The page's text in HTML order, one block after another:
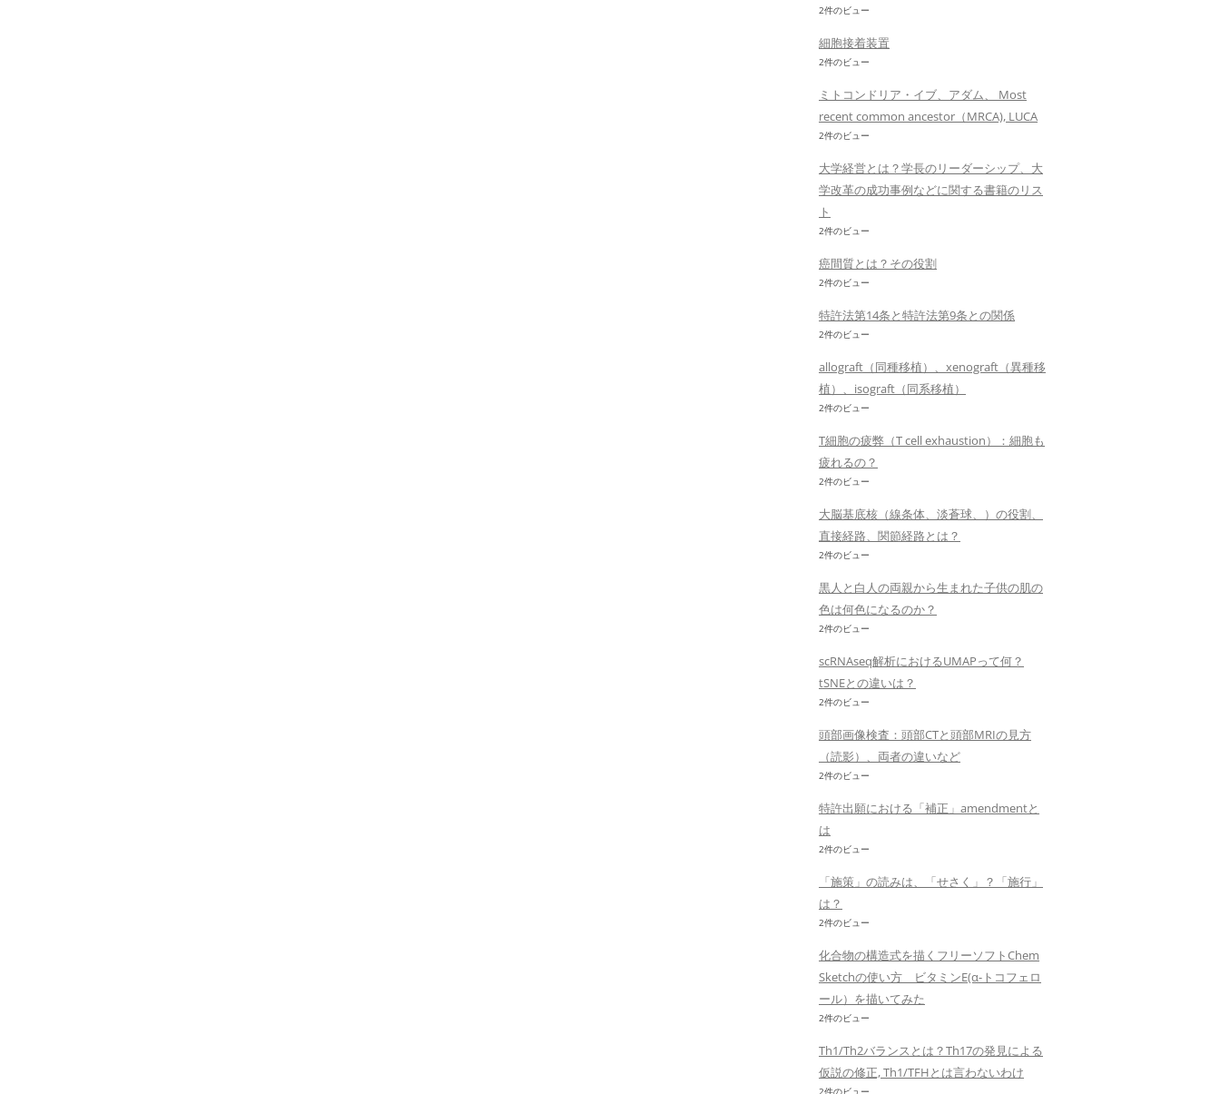
2件のビュー
細胞接着装置
2件のビュー
ミトコンドリア・イブ、アダム、 Most
recent common ancestor（MRCA), LUCA
2件のビュー
大学経営とは？学長のリーダーシップ、大
学改革の成功事例などに関する書籍のリス
ト
2件のビュー
癌間質とは？その役割
2件のビュー
特許法第14条と特許法第9条との関係
2件のビュー
allograft（同種移植）、xenograft（異種移
植）、isograft（同系移植）
2件のビュー
T細胞の疲弊（T cell exhaustion）：細胞も
疲れるの？
2件のビュー
大脳基底核（線条体、淡蒼球、）の役割、
直接経路、関節経路とは？
2件のビュー
黒人と白人の両親から生まれた子供の肌の
色は何色になるのか？
2件のビュー
scRNAseq解析におけるUMAPって何？
tSNEとの違いは？
2件のビュー
頭部画像検査：頭部CTと頭部MRIの見方
（読影）、両者の違いなど
2件のビュー
特許出願における「補正」amendmentと
は
2件のビュー
「施策」の読みは、「せさく」？「施行」
は？
2件のビュー
化合物の構造式を描くフリーソフトChem
Sketchの使い方 ビタミンE(α-トコフェロ
ール）を描いてみた
2件のビュー
Th1/Th2バランスとは？Th17の発見による
仮説の修正, Th1/TFHとは言わないわけ
2件のビュー